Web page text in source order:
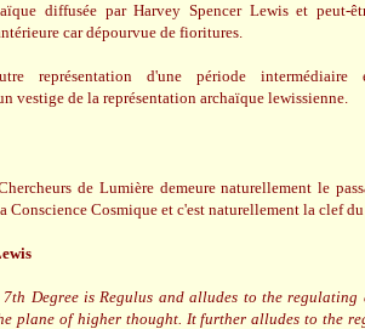
diffusée par Harvey Spencer Lewis et peut-
car dépourvue de fioritures.
représentation d'une période
vestige de la représentation archaïque lewissienne.
de Lumière demeure naturellement le
Conscience Cosmique et c'est naturellement la clef
7th Degree is Regulus and alludes to the
plane of higher thought. It further alludes to the